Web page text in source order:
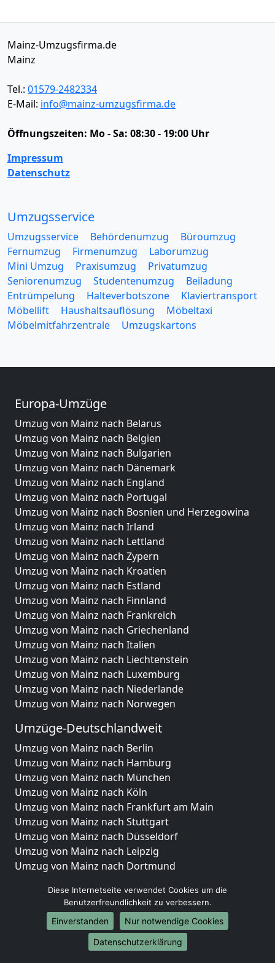
Mainz-Umzugsfirma.de
Mainz
Tel.: 01579-2482334
E-Mail: info@mainz-umzugsfirma.de
Öffnungszeiten: Mo - Sa: 08:30 - 19:00 Uhr
Impressum
Datenschutz
Umzugsservice
Umzugsservice Behördenumzug
Büroumzug
Fernumzug
Firmenumzug
Laborumzug
Mini Umzug
Praxisumzug
Privatumzug
Seniorenumzug
Studentenumzug
Beiladung
Entrümpelung
Halteverbotszone
Klaviertransport
Möbellift
Haushaltsauflösung
Möbeltaxi
Möbelmitfahrzentrale
Umzugskartons
Europa-Umzüge
Umzug von Mainz nach Belarus
Umzug von Mainz nach Belgien
Umzug von Mainz nach Bulgarien
Umzug von Mainz nach Dänemark
Umzug von Mainz nach England
Umzug von Mainz nach Portugal
Umzug von Mainz nach Bosnien und Herzegowina
Umzug von Mainz nach Irland
Umzug von Mainz nach Lettland
Umzug von Mainz nach Zypern
Umzug von Mainz nach Kroatien
Umzug von Mainz nach Estland
Umzug von Mainz nach Finnland
Umzug von Mainz nach Frankreich
Umzug von Mainz nach Griechenland
Umzug von Mainz nach Italien
Umzug von Mainz nach Liechtenstein
Umzug von Mainz nach Luxemburg
Umzug von Mainz nach Niederlande
Umzug von Mainz nach Norwegen
Umzüge-Deutschlandweit
Umzug von Mainz nach Berlin
Umzug von Mainz nach Hamburg
Umzug von Mainz nach München
Umzug von Mainz nach Köln
Umzug von Mainz nach Frankfurt am Main
Umzug von Mainz nach Stuttgart
Umzug von Mainz nach Düsseldorf
Umzug von Mainz nach Leipzig
Umzug von Mainz nach Dortmund
Umzug von Mainz nach Bremen
Umzug von Mainz nach Dresden
Umzug von Mainz nach Hannover
Umzug von Mainz nach Nürnberg
Umzug von Mainz nach Duisburg
Diese Internetseite verwendet Cookies um die
Benutzerfreundlichkeit zu verbessern.
Einverstanden
Nur notwendige Cookies
Datenschutzerklärung